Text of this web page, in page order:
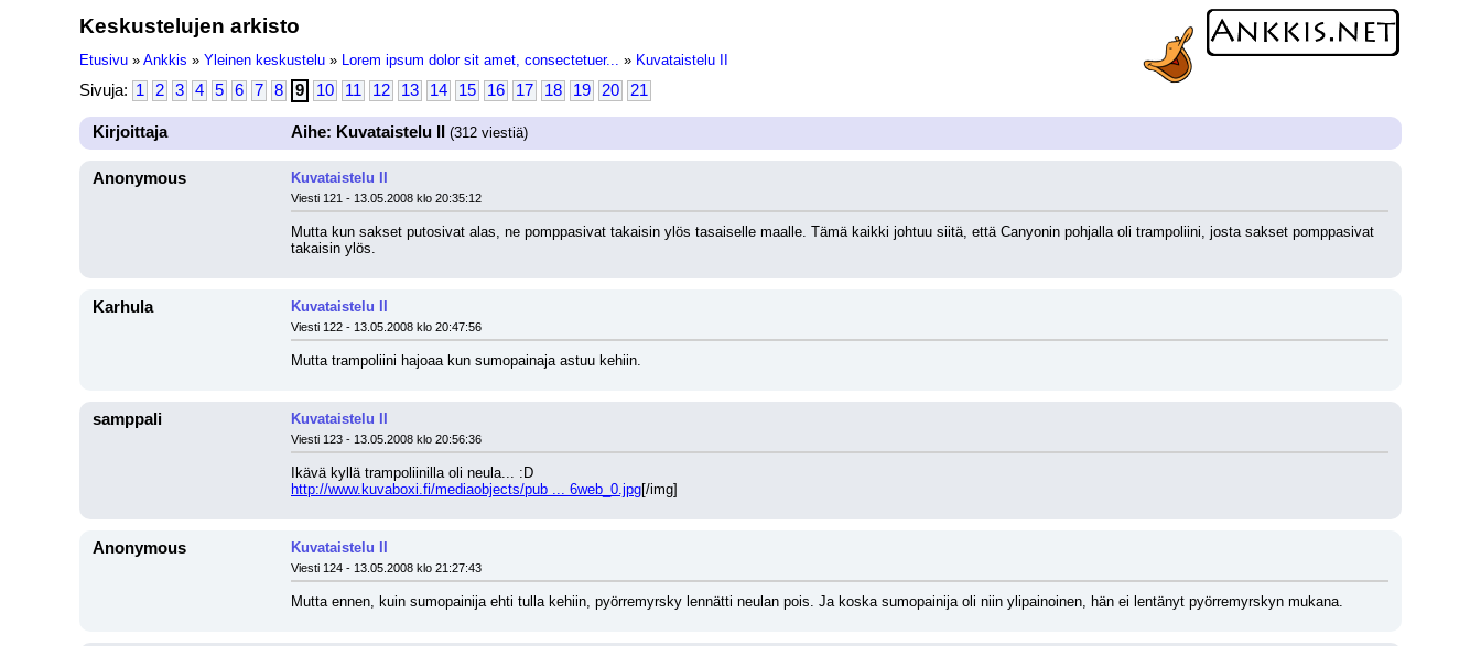
Keskustelujen arkisto
Etusivu » Ankkis » Yleinen keskustelu » Lorem ipsum dolor sit amet, consectetuer... » Kuvataistelu II
Sivuja: 1 2 3 4 5 6 7 8 9 10 11 12 13 14 15 16 17 18 19 20 21
Kirjoittaja Aihe: Kuvataistelu II (312 viestiä)
Anonymous Kuvataistelu II
Viesti 121 - 13.05.2008 klo 20:35:12
Mutta kun sakset putosivat alas, ne pomppasivat takaisin ylös tasaiselle maalle. Tämä kaikki johtuu siitä, että Canyonin pohjalla oli trampoliini, josta sakset pomppasivat
takaisin ylös.
Karhula Kuvataistelu II
Viesti 122 - 13.05.2008 klo 20:47:56
Mutta trampoliini hajoaa kun sumopainaja astuu kehiin.
samppali Kuvataistelu II
Viesti 123 - 13.05.2008 klo 20:56:36
Ikävä kyllä trampoliinilla oli neula... :D
http://www.kuvaboxi.fi/mediaobjects/pub ... 6web_0.jpg[/img]
Anonymous Kuvataistelu II
Viesti 124 - 13.05.2008 klo 21:27:43
Mutta ennen, kuin sumopainija ehti tulla kehiin, pyörremyrsky lennätti neulan pois. Ja koska sumopainija oli niin ylipainoinen, hän ei lentänyt pyörremyrskyn mukana.